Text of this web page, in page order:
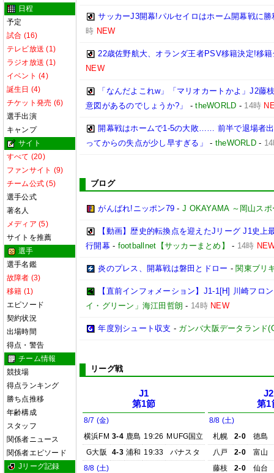
日程
予定
試合 (16)
テレビ放送 (1)
ラジオ放送 (1)
イベント (4)
誕生日 (4)
チケット発売 (6)
選手出演
キャンプ
サイト
すべて (20)
ファンサイト (9)
チーム公式 (5)
選手公式
著名人
メディア (5)
サイトを推薦
選手
選手名鑑
故障者 (3)
移籍 (1)
エピソード
契約状況
出場時間
得点・警告
チーム情報
競技場
得点ランキング
勝ち点推移
年齢構成
スタッフ
関係者ニュース
関係者エピソード
Jリーグ記録
サッカーJ3開幕!パルセイロはホーム開幕戦に
時 NEW
22歳佐野航大、オランダ王者PSV移籍決定!移
NEW
「なんだよこれw」「マリオカートかよ」J2藤
意図があるのでしょうか?」
-theWORLD - 14時
開幕戦はホームで1-5の大敗…… 前半で退場者
ってからの失点が少し早すぎる」
- theWORLD-
ブログ
がんばれ!ニッポン79 -J OKAYAMA ～岡山ス
【動画】歴史的転換点を迎えたJリーグ J1史
行開幕- footballnet【サッカーまとめ】 - 14時
炎のプレス、開幕戦は磐田とドロー - 関東ブリ
【直前インフォメーション】J1-1[H] 川崎フロ
イ・グリーン」海江田哲朗 - 14時 NEW
年度別シュート収支 - ガンバ大阪データランド
リーグ戦
J1
第1節
8/7 (金)
横浜FM 3-4 鹿島 19:26 MUFG国立
G大阪
4-3 浦和 19:33
パナスタ
8/8 (土)
J2
第1
8/8 (土)
札幌
2-0
徳島
八戸
2-0
富山
藤枝
2-0
仙台